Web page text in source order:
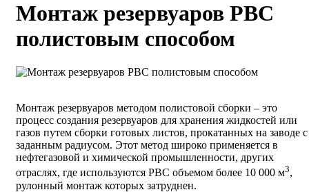
Монтаж резервуаров РВС
полистовым способом
Монтаж резервуаров методом полистовой сборки – это
процесс создания резервуаров для хранения жидкостей или
газов путем сборки готовых листов, прокатанных на заводе с
заданным радиусом. Этот метод широко применяется в
нефтегазовой и химической промышленности, других
отраслях, где используются РВС объемом более 10 000 м3,
рулонный монтаж которых затруднен.